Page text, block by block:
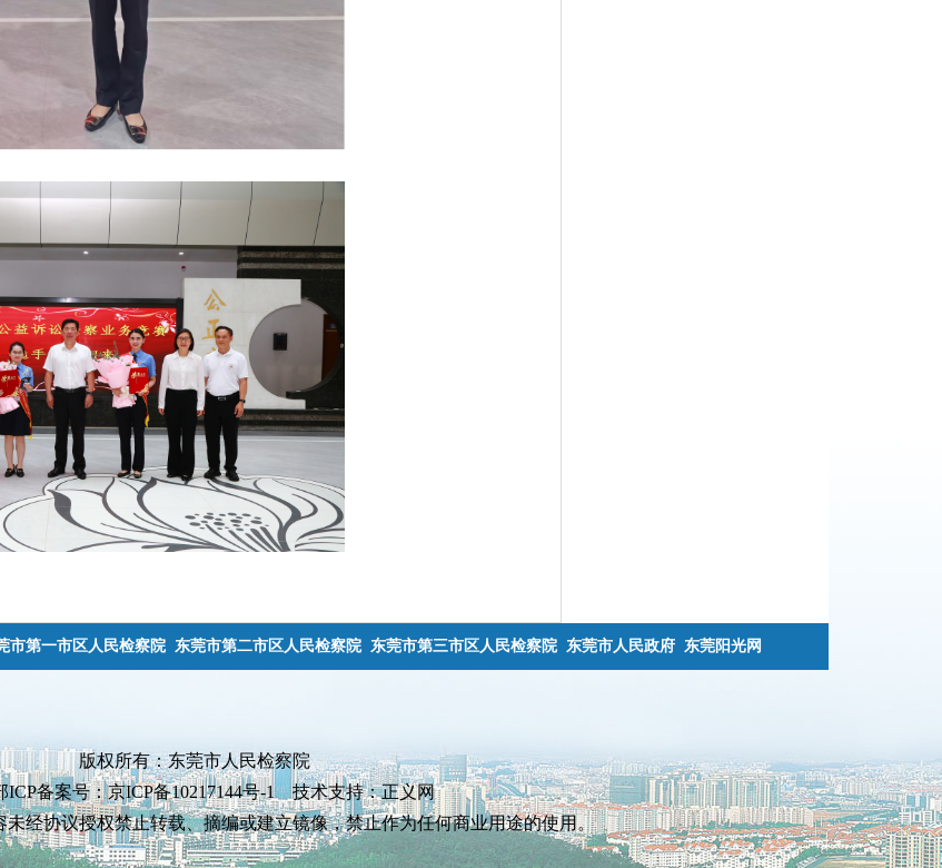
市第一市区人民检察院 东莞市第二市区人民检察院 东莞市第三市区人民检察院 东莞市人民政府 东莞阳光网
版权所有：东莞市人民检察院
ICP备案号：京ICP备10217144号-1 技术支持：正义网
经协议授权禁止转载、摘编或建立镜像，禁止作为任何商业用途的使用。